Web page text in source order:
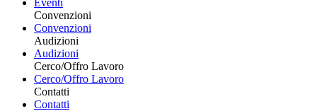
Convenzioni
Convenzioni
Audizioni
Audizioni
Cerco/Offro Lavoro
Cerco/Offro Lavoro
Contatti
Contatti